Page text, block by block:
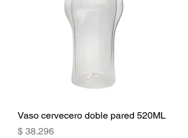
Vaso cervecero doble pared 520ML
Precio
$ 38.296